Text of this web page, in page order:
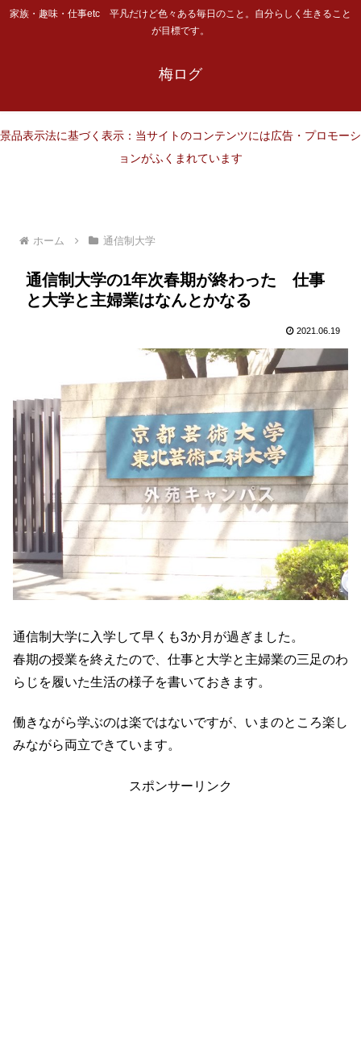
家族・趣味・仕事etc 平凡だけど色々ある毎日のこと。自分らしく生きること
が目標です。
梅ログ
景品表示法に基づく表示：当サイトのコンテンツには広告・プロモーシ
ョンがふくまれています
ホーム 通信制大学
通信制大学の1年次春期が終わった 仕事
と大学と主婦業はなんとかなる
2021.06.19
通信制大学に入学して早くも3か月が過ぎました。
春期の授業を終えたので、仕事と大学と主婦業の三足のわ
らじを履いた生活の様子を書いておきます。
働きながら学ぶのは楽ではないですが、いまのところ楽し
みながら両立できています。
スポンサーリンク